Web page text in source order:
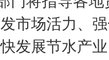
市场活力、
发展节水产